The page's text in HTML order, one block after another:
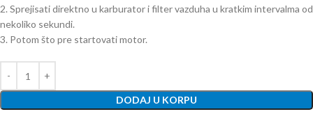
2. Sprejisati direktno u karburator i filter vazduha u kratkim intervalma od
nekoliko sekundi.
3. Potom što pre startovati motor.
DODAJ U KORPU